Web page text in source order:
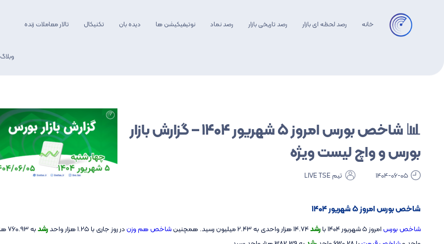
خانه رصد لحظه ای بازار رصد تاریخی بازار رصد نماد نوتیفیکیشن ها دیده بان تکنیکال تالار معاملات زنده
وبلاگ روانشناسی
📊 شاخص بورس امروز ۵ شهریور ۱۴۰۴ – گزارش بازار
بورس و واچ لیست ویژه
1404-06-05 تیم LIVE TSE
شاخص بورس امروز ۵ شهریور ۱۴۰۴
شاخص بورسامروز ۵ شهریور ۱۴۰۴ با رشد شاخص هم وزندر روز جاری با 1.25 هزار واحد رشد
به